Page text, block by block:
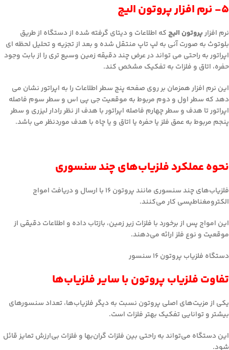
۵- نرم افزار پروتون الیچ
نرم افزارپروتون الیچ که اطلاعات و دیتای گرفته شده از دستگاه از طریق
بلوتوث به صورت آنی به لپ تاپ منتقل شده و بعد از تجزیه و تحلیل لحظه ای
اپراتور به راحتی می تواند در عرض چند دقیقه زمین وسیع تری را از بابت وجود
حفره، اتاق و فلزات به تفکیک مشخص کند.
این نرم افزار همزمان بر روی صفحه پنج سطر اطلاعات را به اپراتور نشان می
دهد که سطر اول و دوم مربوط به موقعیت جی پی اس و سطر سوم فاصله
اپراتور تا هدف و سطر چهارم فاصله اپراتور با هدف از نظر رادار لیزری و سطر
پنجم مربوط به عمق فلز یا حفره یا اتاق و یا چاه با هدف موردنظر می باشد.
نحوه عملکرد فلزیاب‌های چند سنسوری
فلزیاب‌های چند سنسوری مانند پروتون ۱۶ با ارسال و دریافت امواج
الکترومغناطیسی کار می‌کنند.
این امواج پس از برخورد با فلزات زیر زمین، بازتاب داده و اطلاعات دقیقی از
موقعیت و نوع فلز ارائه می‌دهند.
دستگاه فلزیاب پروتون ۱۶ سنسور
تفاوت فلزیاب پروتون با سایر فلزیاب‌ها
یکی از مزیت‌های اصلی پروتون نسبت به دیگر فلزیاب‌ها، تعداد سنسورهای
بیشتر و توانایی تفکیک بهتر فلزات است.
این دستگاه می‌تواند به راحتی بین فلزات گران‌بها و فلزات بی‌ارزش تمایز قائل
شود.